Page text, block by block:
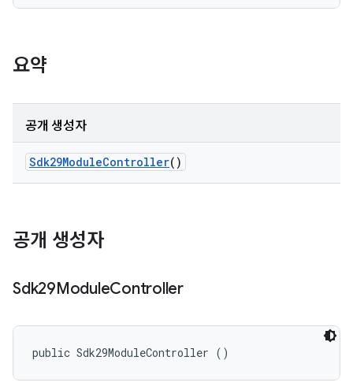
요약
공개 생성자
Sdk29ModuleController()
공개 생성자
Sdk29ModuleController
public Sdk29ModuleController ()